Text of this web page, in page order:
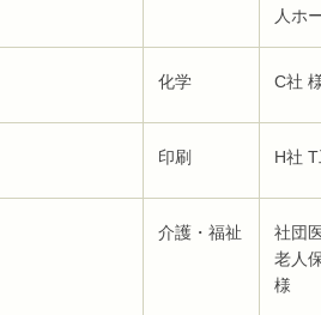
人ホ
化学 C社
印刷 H社
介護・福祉
社団
老人
様